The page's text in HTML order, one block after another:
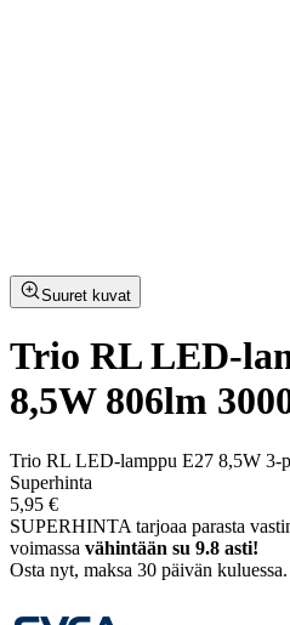
Suuret kuvat
Trio RL LED-
8,5W 806lm
Trio RL LED-lamppu E27 8,5W 3-
Superhinta
5,95 €
SUPERHINTA tarjoaa parasta
voimassa vähintään su 9.8 asti!
Osta nyt, ­maksa 30 päivän kuluessa.